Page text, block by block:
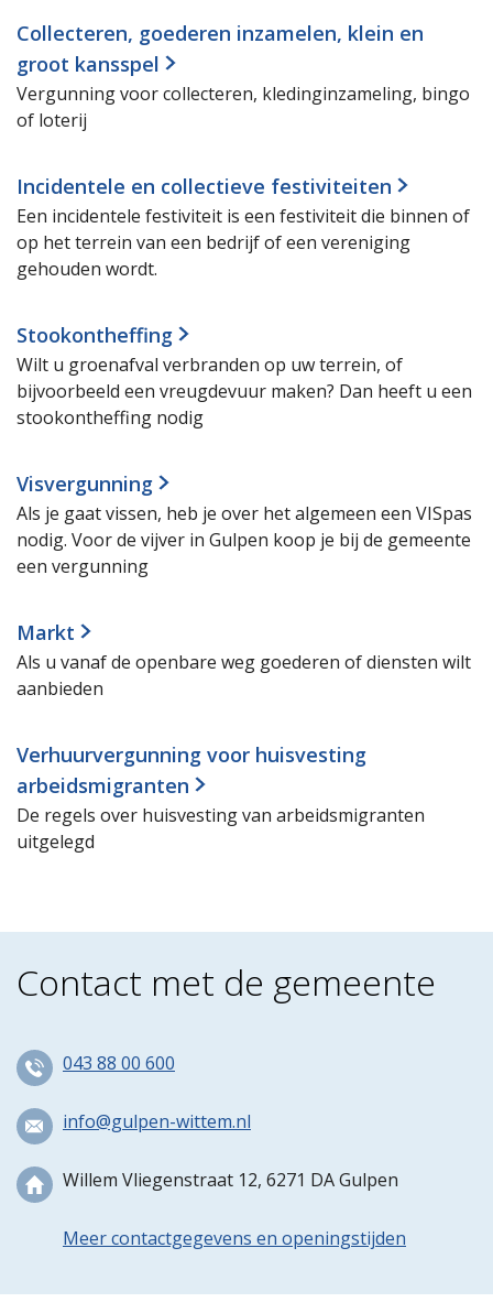
Collecteren, goederen inzamelen, klein en
groot kansspel
Vergunning voor collecteren, kledinginzameling, bingo
of loterij
Incidentele en collectieve festiviteiten
Een incidentele festiviteit is een festiviteit die binnen of
op het terrein van een bedrijf of een vereniging
gehouden wordt.
Stookontheffing
Wilt u groenafval verbranden op uw terrein, of
bijvoorbeeld een vreugdevuur maken? Dan heeft u een
stookontheffing nodig
Visvergunning
Als je gaat vissen, heb je over het algemeen een VISpas
nodig. Voor de vijver in Gulpen koop je bij de gemeente
een vergunning
Markt
Als u vanaf de openbare weg goederen of diensten wilt
aanbieden
Verhuurvergunning voor huisvesting
arbeidsmigranten
De regels over huisvesting van arbeidsmigranten
uitgelegd
Contact met de gemeente
043 88 00 600
info@gulpen-wittem.nl
Willem Vliegenstraat 12, 6271 DA Gulpen
Meer contactgegevens en openingstijden